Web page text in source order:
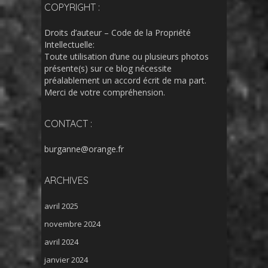
COPYRIGHT :
Droits d’auteur – Code de la Propriété
Intellectuelle:
Toute utilisation d’une ou plusieurs photos
présente(s) sur ce blog nécessite
préalablement un accord écrit de ma part.
Merci de votre compréhension.
CONTACT :
burganne@orange.fr
ARCHIVES
avril 2025
novembre 2024
avril 2024
janvier 2024